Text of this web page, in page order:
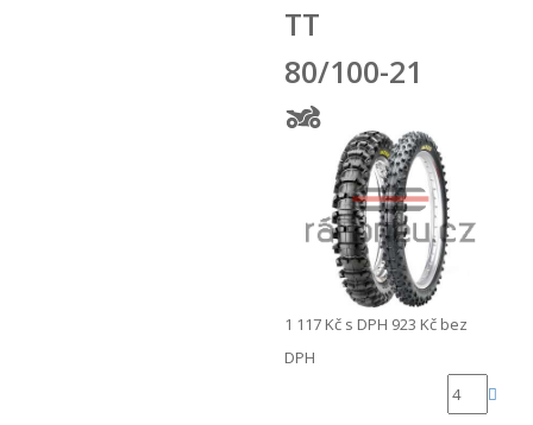
TT
80/100-21
1 117 Kč s DPH 923 Kč bez
DPH